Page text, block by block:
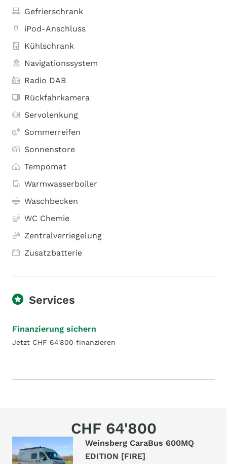
Gefrierschrank
iPod-Anschluss
Kühlschrank
Navigationssystem
Radio DAB
Rückfahrkamera
Servolenkung
Sommerreifen
Sonnenstore
Tempomat
Warmwasserboiler
Waschbecken
WC Chemie
Zentralverriegelung
Zusatzbatterie
Services
Finanzierung sichern
Jetzt CHF 64'800 finanzieren
CHF 64'800
Weinsberg CaraBus 600MQ
EDITION [FIRE]